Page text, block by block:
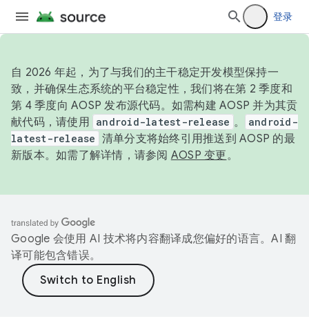
登录
自 2026 年起，为了与我们的主干稳定开发模型保持一
致，并确保生态系统的平台稳定性，我们将在第 2 季度和
第 4 季度向 AOSP 发布源代码。如需构建 AOSP 并为其贡
献代码，请使用 android-latest-release 。
android-
latest-release 清单分支将始终引用推送到 AOSP 的最
新版本。如需了解详情，请参阅 AOSP 变更。
Google 会使用 AI 技术将内容翻译成您偏好的语言。AI 翻
译可能包含错误。